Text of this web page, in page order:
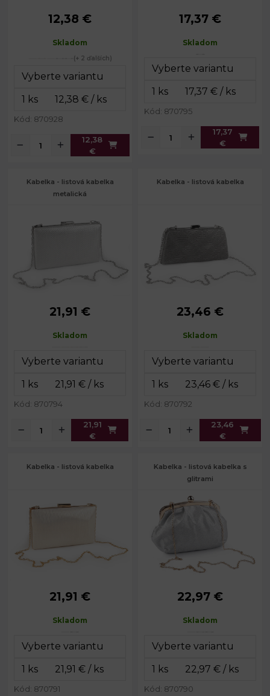
Rozmery
20 x 11 x 6
Farba kovu: strieborná
12,38 €
Skladom
(+ 2 ďalších)
Kód: 870928
12,38
€
Rozmery
23 x 14 x 9
17,37 €
Skladom
Kód: 870795
17,37
€
Kabelka - listová kabelka
metalická
Rozmery
12 x 20 x 4,5
21,91 €
Skladom
Kód: 870794
21,91
€
Kabelka - listová kabelka
Rozmery
10 x 21 x 5
23,46 €
Skladom
Kód: 870792
23,46
€
Kabelka - listová kabelka
Rozmery
12 x 20 x 6
21,91 €
Skladom
Kód: 870791
Kabelka - listová kabelka s
glitrami
Rozmery
23 x 17 x 8
Farba kovu: zlatá
22,97 €
Skladom
Kód: 870790